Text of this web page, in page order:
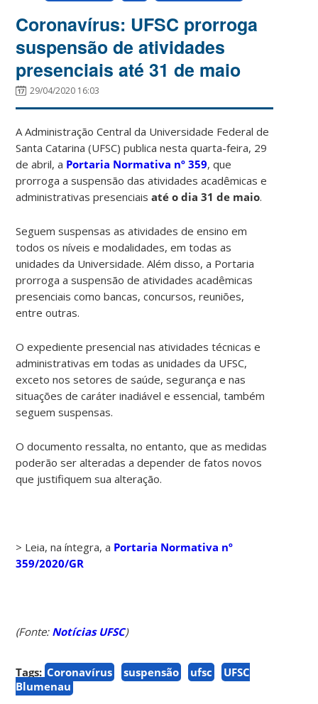
Coronavírus: UFSC prorroga
suspensão de atividades
presenciais até 31 de maio
29/04/2020 16:03
A Administração Central da Universidade Federal de
Santa Catarina (UFSC) publica nesta quarta-feira, 29
de abril, a Portaria Normativa nº 359, que
prorroga a suspensão das atividades acadêmicas e
administrativas presenciaisaté o dia 31 de maio.
Seguem suspensas as atividades de ensino em
todos os níveis e modalidades, em todas as
unidades da Universidade. Além disso, a Portaria
prorroga a suspensão de atividades acadêmicas
presenciais como bancas, concursos, reuniões,
entre outras.
O expediente presencial nas atividades técnicas e
administrativas em todas as unidades da UFSC,
exceto nos setores de saúde, segurança e nas
situações de caráter inadiável e essencial, também
seguem suspensas.
O documento ressalta, no entanto, que as medidas
poderão ser alteradas a depender de fatos novos
que justifiquem sua alteração.
> Leia, na íntegra, a Portaria Normativa nº
359/2020/GR
(Fonte: Notícias UFSC)
Tags: Coronavírus suspensão ufsc
UFSC
Blumenau